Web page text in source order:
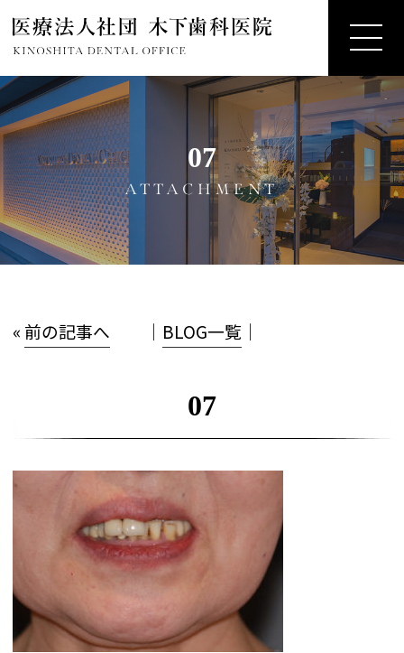
07
ATTACHMENT
« 前の記事へ │ BLOG一覧 │
07